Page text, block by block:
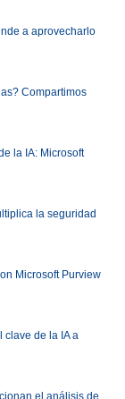
a aprovecharlo
Compartimos
la IA: Microsoft
la seguridad
Microsoft Purview
clave de la IA a